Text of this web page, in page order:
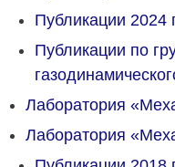
Публикации 2024
Публикации по
Лаборатория
Лаборатория